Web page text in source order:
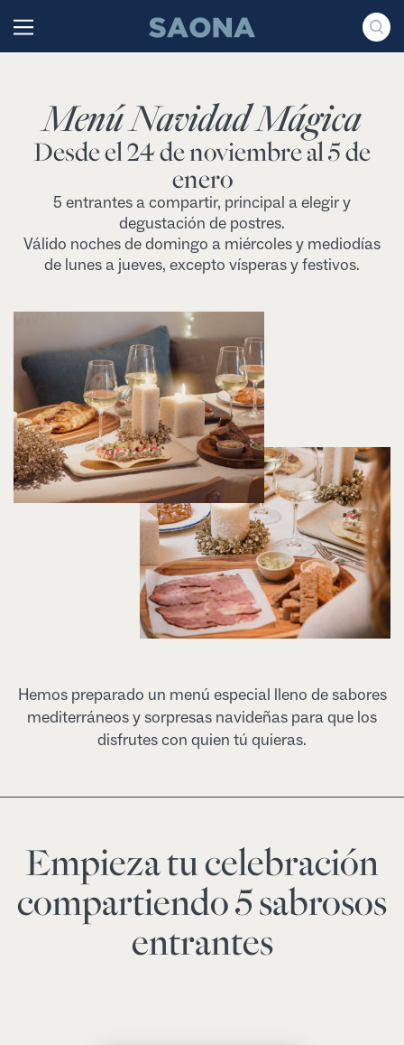
Grupo Saona
Menú Navidad Mágica
Desde el 24 de noviembre al 5 de
enero
5 entrantes a compartir, principal a elegir y
degustación de postres.
Válido noches de domingo a miércoles y mediodías
de lunes a jueves, excepto vísperas y festivos.
Hemos preparado un menú especial lleno de sabores
mediterráneos y sorpresas navideñas para que los
disfrutes con quien tú quieras.
Empieza tu celebración
compartiendo 5 sabrosos
entrantes